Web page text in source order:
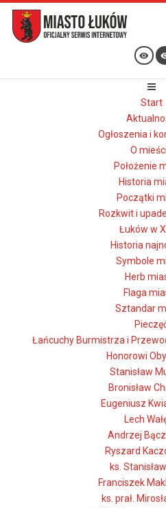
Start
Ogłoszenia i
O
Położenie
Historia
Początki
Rozkwit i
Łuków w
Historia
Symbole
Herb
Flaga
Sztandar
Łańcuchy Burmistrza i
Honorowi
Stanisław
Bronisław
Eugeniusz
Lech
Andrzej
Ryszard
ks.
Franciszek
ks. prał.